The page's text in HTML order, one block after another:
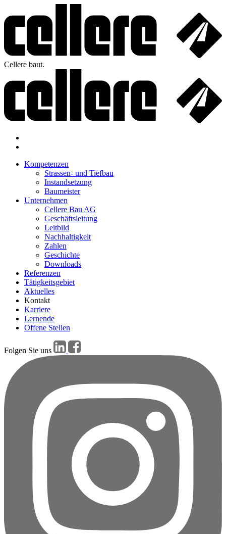
Cellere baut.
Kompetenzen
Strassen- und Tiefbau
Instandsetzung
Baumeister
Unternehmen
Cellere Bau AG
Geschäftsleitung
Leitbild
Nachhaltigkeit
Zahlen
Geschichte
Downloads
Referenzen
Tätigkeitsgebiet
Aktuelles
Kontakt
Karriere
Lernende
Offene Stellen
Folgen Sie uns